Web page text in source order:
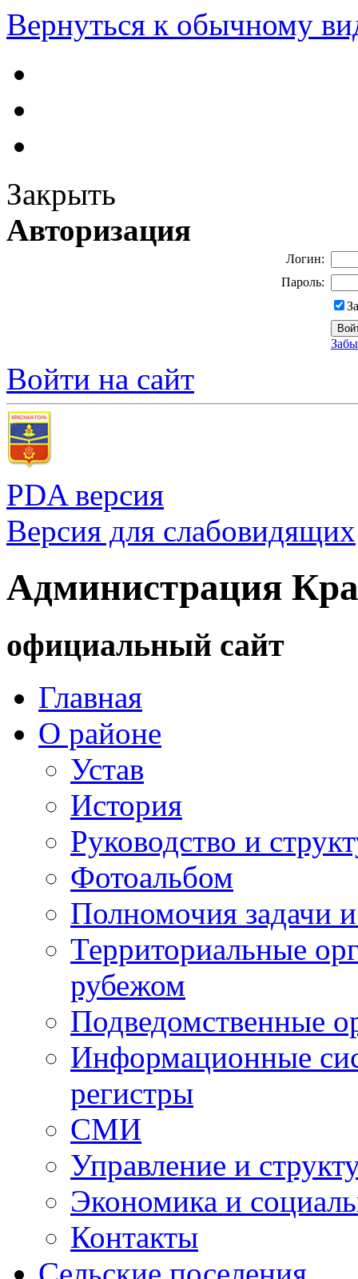
Вернуться к обычному
Закрыть
Авторизация
Логин:
Пароль:
Войти на сайт
PDA версия
Версия для слабовидящих
Администрация
официальный сайт
Главная
О районе
Устав
История
Руководство и
Фотоальбом
Полномочия задачи
Территориальные
рубежом
Подведомственные
Информационные
регистры
СМИ
Управление и
Экономика и
Контакты